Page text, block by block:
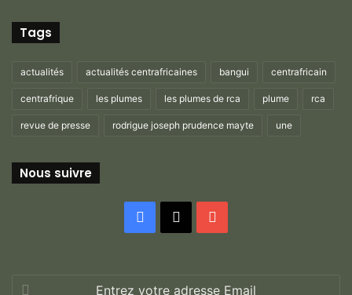
Tags
actualités actualités centrafricaines bangui centrafricain
centrafrique les plumes les plumes de rca plume rca
revue de presse rodrigue joseph prudence mayte une
Nous suivre
Facebook